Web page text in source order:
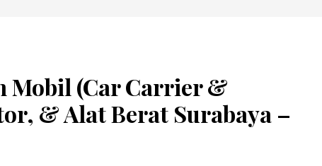
Mobil (Car Carrier &
& Alat Berat Surabaya –